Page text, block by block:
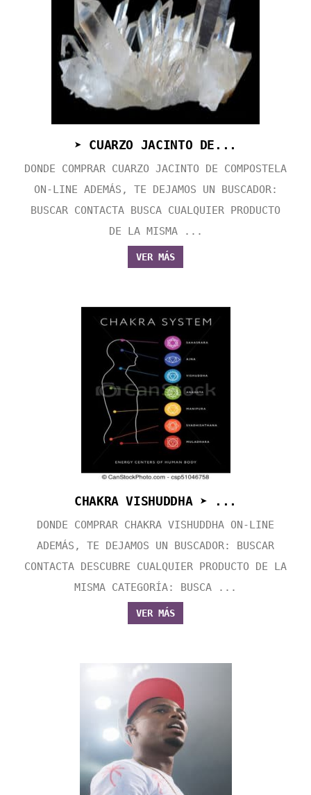
➤ CUARZO JACINTO DE...
DONDE COMPRAR CUARZO JACINTO DE COMPOSTELA
ON-LINE ADEMÁS, TE DEJAMOS UN BUSCADOR:
BUSCAR CONTACTA BUSCA CUALQUIER PRODUCTO
DE LA MISMA ...
VER MÁS
CHAKRA VISHUDDHA ➤ ...
DONDE COMPRAR CHAKRA VISHUDDHA ON-LINE
ADEMÁS, TE DEJAMOS UN BUSCADOR: BUSCAR
CONTACTA DESCUBRE CUALQUIER PRODUCTO DE LA
MISMA CATEGORÍA: BUSCA ...
VER MÁS